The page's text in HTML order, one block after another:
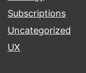
Subscriptions
Uncategorized
UX